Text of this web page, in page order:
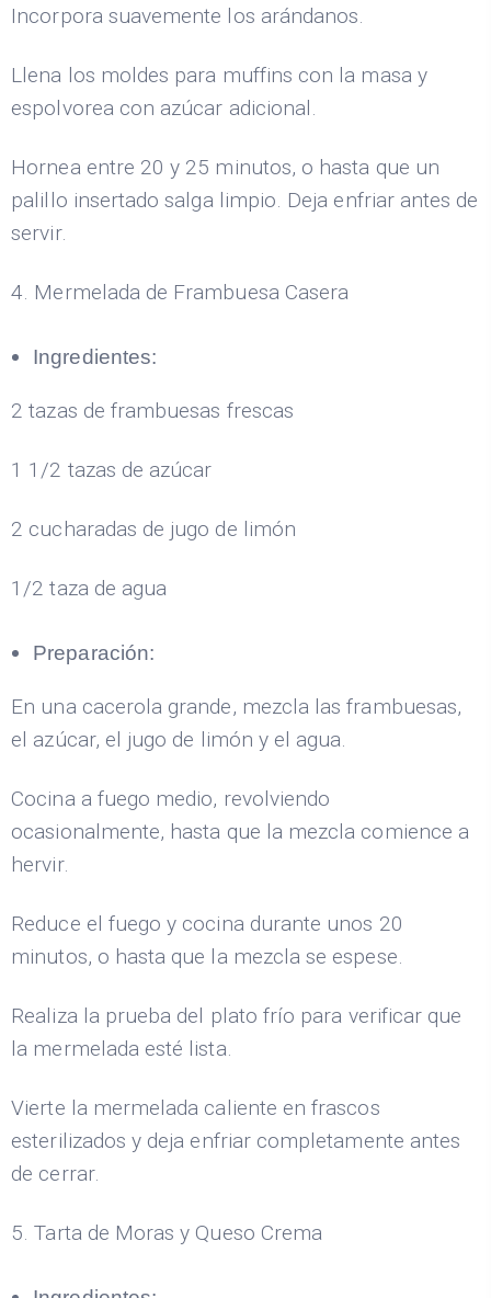
Incorpora suavemente los arándanos.
Llena los moldes para muffins con la masa y
espolvorea con azúcar adicional.
Hornea entre 20 y 25 minutos, o hasta que un
palillo insertado salga limpio. Deja enfriar antes de
servir.
4. Mermelada de Frambuesa Casera
Ingredientes:
2 tazas de frambuesas frescas
1 1/2 tazas de azúcar
2 cucharadas de jugo de limón
1/2 taza de agua
Preparación:
En una cacerola grande, mezcla las frambuesas,
el azúcar, el jugo de limón y el agua.
Cocina a fuego medio, revolviendo
ocasionalmente, hasta que la mezcla comience a
hervir.
Reduce el fuego y cocina durante unos 20
minutos, o hasta que la mezcla se espese.
Realiza la prueba del plato frío para verificar que
la mermelada esté lista.
Vierte la mermelada caliente en frascos
esterilizados y deja enfriar completamente antes
de cerrar.
5. Tarta de Moras y Queso Crema